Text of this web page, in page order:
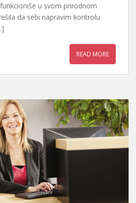
u svom prirodnom
da sebi napravim kontrolu
READ MORE